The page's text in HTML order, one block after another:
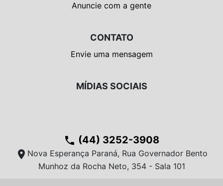
Anuncie com a gente
CONTATO
Envie uma mensagem
MÍDIAS SOCIAIS
phone (44) 3252-3908
location_on Nova Esperança Paraná, Rua Governador Bento
Munhoz da Rocha Neto, 354 - Sala 101